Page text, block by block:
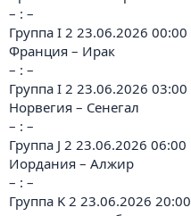
– : –
Группа I 2 23.06.2026 00:00
Франция – Ирак
– : –
Группа I 2 23.06.2026 03:00
Норвегия – Сенегал
– : –
Группа J 2 23.06.2026 06:00
Иордания – Алжир
– : –
Группа K 2 23.06.2026 20:00